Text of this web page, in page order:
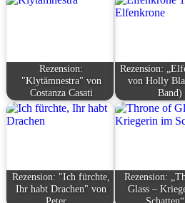
Rezension:
"Klytämnestra" von
Costanza Casati
Rezension:
von Holly
Band)
Rezension: "Ich fürchte,
Ihr habt Drachen" von
Rezension:
Glass –